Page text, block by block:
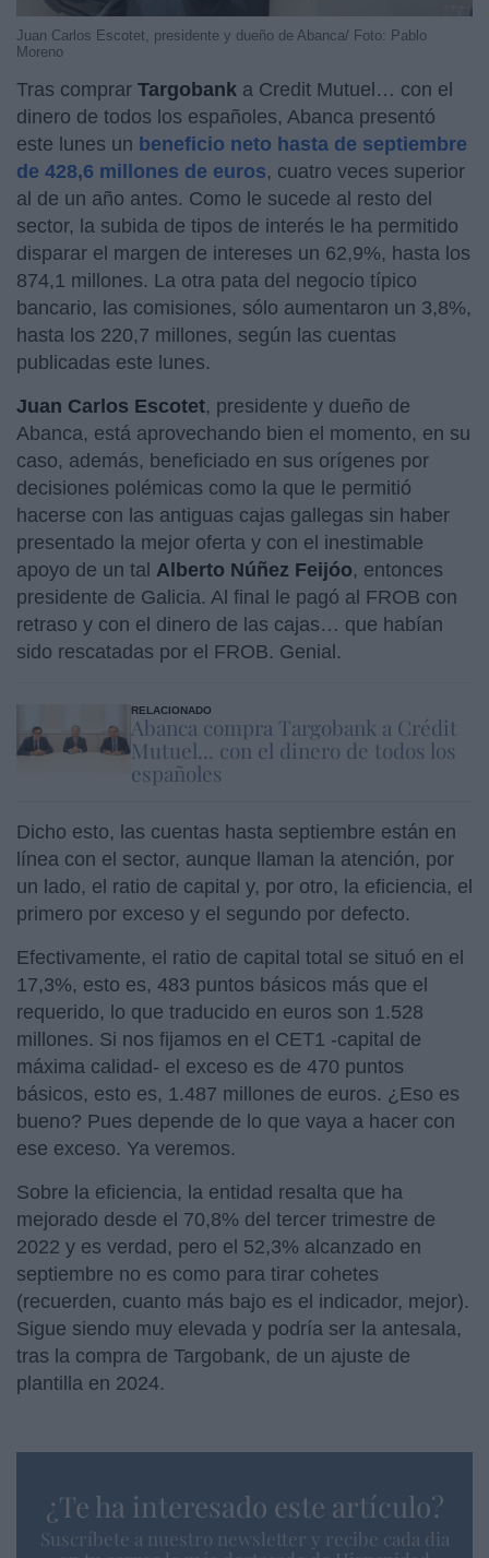
Juan Carlos Escotet, presidente y dueño de Abanca/ Foto: Pablo
Moreno
Tras comprar Targobank a Credit Mutuel… con el
dinero de todos los españoles, Abanca presentó
este lunes un beneficio neto hasta de septiembre
de 428,6 millones de euros, cuatro veces superior
al de un año antes. Como le sucede al resto del
sector, la subida de tipos de interés le ha permitido
disparar el margen de intereses un 62,9%, hasta los
874,1 millones. La otra pata del negocio típico
bancario, las comisiones, sólo aumentaron un 3,8%,
hasta los 220,7 millones, según las cuentas
publicadas este lunes.
Juan Carlos Escotet, presidente y dueño de
Abanca, está aprovechando bien el momento, en su
caso, además, beneficiado en sus orígenes por
decisiones polémicas como la que le permitió
hacerse con las antiguas cajas gallegas sin haber
presentado la mejor oferta y con el inestimable
apoyo de un tal Alberto Núñez Feijóo, entonces
presidente de Galicia. Al final le pagó al FROB con
retraso y con el dinero de las cajas… que habían
sido rescatadas por el FROB. Genial.
RELACIONADO
Abanca compra Targobank a Crédit
Mutuel... con el dinero de todos los
españoles
Dicho esto, las cuentas hasta septiembre están en
línea con el sector, aunque llaman la atención, por
un lado, el ratio de capital y, por otro, la eficiencia, el
primero por exceso y el segundo por defecto.
Efectivamente, el ratio de capital total se situó en el
17,3%, esto es, 483 puntos básicos más que el
requerido, lo que traducido en euros son 1.528
millones. Si nos fijamos en el CET1 -capital de
máxima calidad- el exceso es de 470 puntos
básicos, esto es, 1.487 millones de euros. ¿Eso es
bueno? Pues depende de lo que vaya a hacer con
ese exceso. Ya veremos.
Sobre la eficiencia, la entidad resalta que ha
mejorado desde el 70,8% del tercer trimestre de
2022 y es verdad, pero el 52,3% alcanzado en
septiembre no es como para tirar cohetes
(recuerden, cuanto más bajo es el indicador, mejor).
Sigue siendo muy elevada y podría ser la antesala,
tras la compra de Targobank, de un ajuste de
plantilla en 2024.
¿Te ha interesado este artículo?
Suscríbete a nuestro newsletter y recibe cada dia